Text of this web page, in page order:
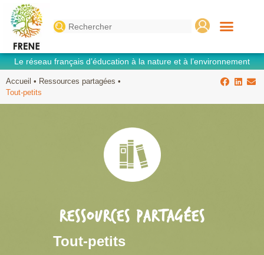
Search
for:
Le réseau français d’éducation à la nature et à l’environnement
Accueil • Ressources partagées •
Tout-petits
RESSOURCES PARTAGÉES
Tout-petits